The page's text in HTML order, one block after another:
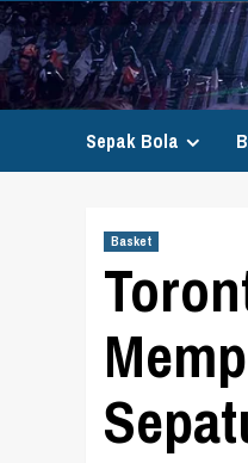
Skip
to
content
Sepak Bola
Basket